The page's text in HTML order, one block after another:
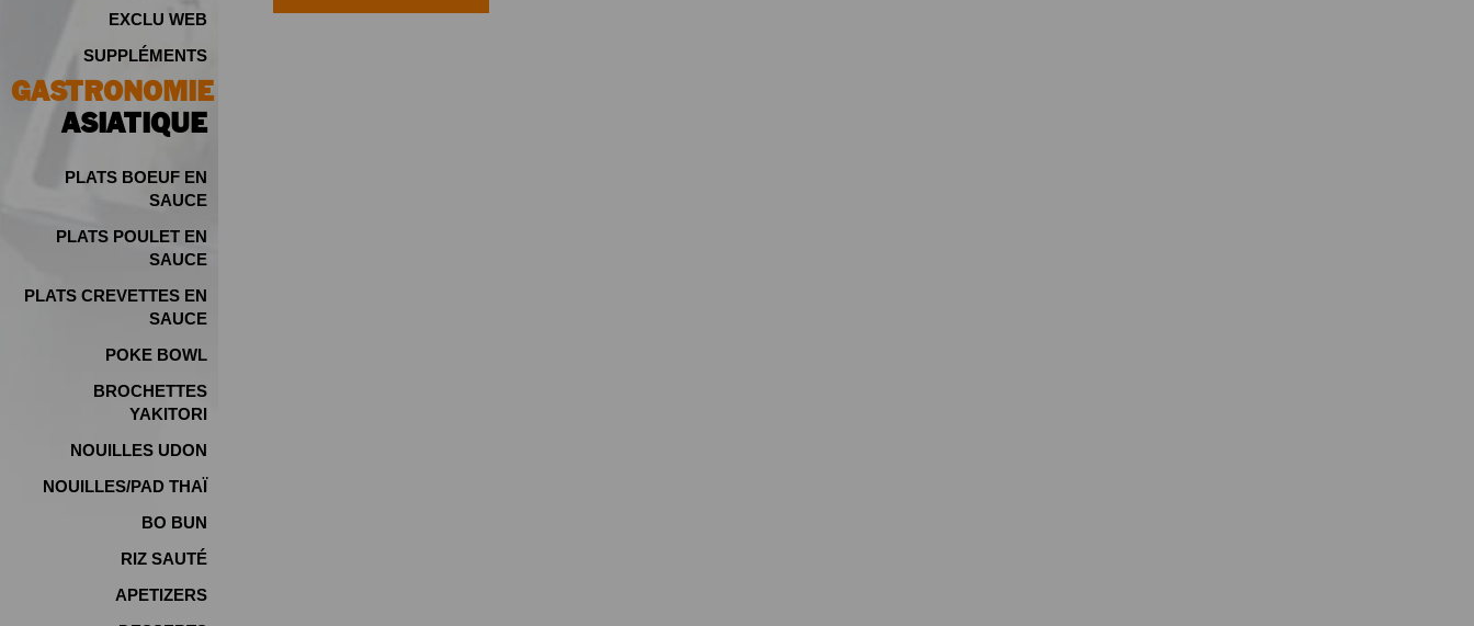
EXCLU WEB
SUPPLÉMENTS
GASTRONOMIE
ASIATIQUE
PLATS BOEUF EN
SAUCE
PLATS POULET EN
SAUCE
PLATS CREVETTES EN
SAUCE
POKE BOWL
BROCHETTES
YAKITORI
NOUILLES UDON
NOUILLES/PAD THAÏ
BO BUN
RIZ SAUTÉ
APETIZERS